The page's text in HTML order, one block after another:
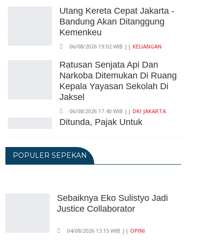
Utang Kereta Cepat Jakarta -
Bandung Akan Ditanggung
Kemenkeu
06/08/2026 19:02 WIB || KEUANGAN
Ratusan Senjata Api Dan
Narkoba Ditemukan Di Ruang
Kepala Yayasan Sekolah Di
Jaksel
06/08/2026 17:40 WIB || DKI JAKARTA
Ditunda, Pajak Untuk
06/08/2026 14:23 WIB ||
Rugi Rp 206 Juta
06/08/2026 12:28 WIB ||HUKUM
KPK Ungkap Pejabat
POPULER SEPEKAN
Sebaiknya Eko Sulistyo Jadi
Justice Collaborator
04/08/2026 13:15 WIB || OPINI